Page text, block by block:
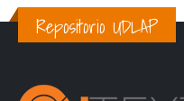
Repositorio UDLAP